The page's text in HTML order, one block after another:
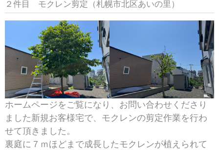
２件目 モクレン剪定（札幌市北区あいの里）
ホームページをご覧になり、お問い合わせくださり
ました新規お客様宅で、モクレンの剪定作業を行わ
せて頂きました。
裏庭に７ｍほどまで成長したモクレンが植えられて